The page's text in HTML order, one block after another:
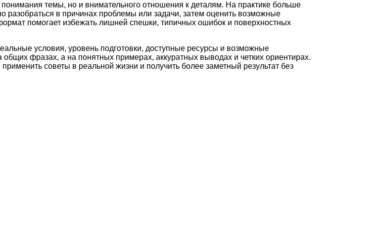
понимания темы, но и внимательного отношения к деталям. На практике больше
разобраться в причинах проблемы или задачи, затем оценить возможные
помогает избежать лишней спешки, типичных ошибок и поверхностных
условия, уровень подготовки, доступные ресурсы и возможные
фразах, а на понятных примерах, аккуратных выводах и четких ориентирах.
советы в реальной жизни и получить более заметный результат без